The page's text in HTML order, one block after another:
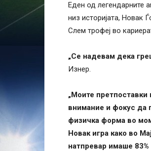
Еден од легендарните
низ историјата, Новак
Слем трофеј во
„Се надевам дека
Изнер.
„Моите претпоставки
внимание и фокус да
физичка форма во
Новак игра како во
натпревар имаше